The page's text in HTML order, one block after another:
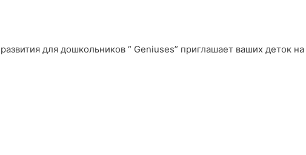
для дошкольников “ Geniuses” приглашает ваших деток на